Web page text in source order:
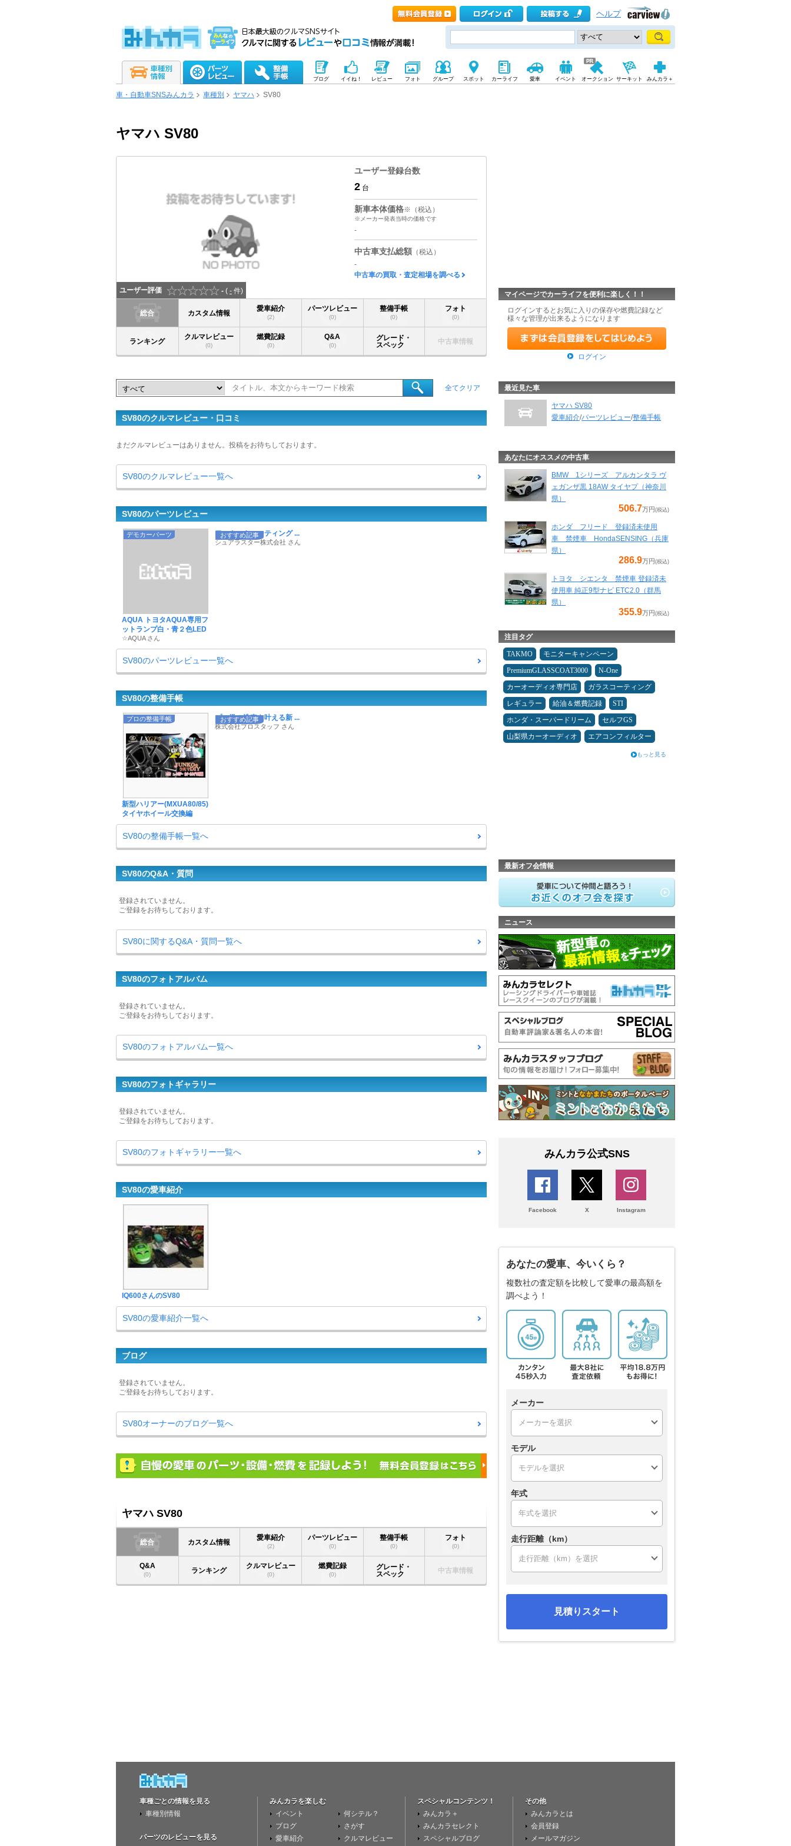
ヘルプ
ブログ イイね！ レビュー フォト グループ スポット カーライフ 愛車 イベント オークション サーキット みんカラ＋
車・自動車SNSみんカラ 車種別 ヤマハ SV80
ヤマハ SV80
ユーザー評価 - ( - 件)
ユーザー登録台数
2 台
新車本体価格※（税込）
※メーカー発表当時の価格です
-
中古車支払総額 （税込）
-
中古車の買取・査定相場を調べる
総合 カスタム情報
愛車紹介
(2)
パーツレビュー
(0)
整備手帳
(0)
フォト
(0)
ランキング
クルマレビュー
(0)
燃費記録
(0)
Q&A
(0)
グレード・
スペック
中古車情報
全てクリア
SV80のクルマレビュー・口コミ
まだクルマレビューはありません。投稿をお待ちしております。
SV80のクルマレビュー一覧へ
SV80のパーツレビュー
デモカーパーツ
AQUA トヨタAQUA専用フ
ットランプ白・青２色LED
☆AQUA さん
おすすめ記事
ワックスやコーティング ...
シュアラスター株式会社 さん
SV80のパーツレビュー一覧へ
SV80の整備手帳
プロの整備手帳
新型ハリアー(MXUA80/85)
タイヤホイール交換編
おすすめ記事
プロ級の洗車を叶える新 ...
株式会社プロスタッフ さん
SV80の整備手帳一覧へ
SV80のQ&A・質問
登録されていません。
ご登録をお待ちしております。
SV80に関するQ&A・質問一覧へ
SV80のフォトアルバム
登録されていません。
ご登録をお待ちしております。
SV80のフォトアルバム一覧へ
SV80のフォトギャラリー
登録されていません。
ご登録をお待ちしております。
SV80のフォトギャラリー一覧へ
SV80の愛車紹介
IQ600さんのSV80
SV80の愛車紹介一覧へ
ブログ
登録されていません。
ご登録をお待ちしております。
SV80オーナーのブログ一覧へ
ヤマハ SV80
総合 カスタム情報
愛車紹介
(2)
パーツレビュー
(0)
整備手帳
(0)
フォト
(0)
Q&A
(0) ランキング
クルマレビュー
(0)
燃費記録
(0)
グレード・
スペック
中古車情報
マイページでカーライフを便利に楽しく！！
ログインするとお気に入りの保存や燃費記録など
様々な管理が出来るようになります
ログイン
最近見た車
ヤマハ SV80
愛車紹介/パーツレビュー/整備手帳
あなたにオススメの中古車
BMW 1シリーズ アルカンタラ ヴ
ェガンザ黒 18AW タイヤプ（神奈川
県）
506.7万円 (税込)
ホンダ フリード 登録済未使用
車 禁煙車 HondaSENSING（兵庫
県）
286.9万円 (税込)
トヨタ シエンタ 禁煙車 登録済未
使用車 純正9型ナビ ETC2.0（群馬
県）
355.9万円 (税込)
注目タグ
TAKMO
モニターキャンペーン
PremiumGLASSCOAT3000
N-One
カーオーディオ専門店
ガラスコーティング
レギュラー
給油＆燃費記録
STI
ホンダ・スーパードリーム
セルフGS
山梨県カーオーディオ
エアコンフィルター
もっと見る
最新オフ会情報
ニュース
みんカラ公式SNS
Facebook X Instagram
あなたの愛車、今いくら？
複数社の査定額を比較して愛車の最高額を
調べよう！
メーカー
モデル
年式
走行距離（km）
見積りスタート
車種ごとの情報を見る
車種別情報
パーツのレビューを見る
みんカラを楽しむ
イベント
ブログ
愛車紹介
何シテル？
さがす
クルマレビュー
スペシャルコンテンツ！
みんカラ＋
みんカラセレクト
スペシャルブログ
その他
みんカラとは
会員登録
メールマガジン